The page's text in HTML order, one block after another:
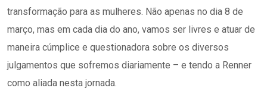
transformação para as mulheres. Não apenas no dia 8 de
março, mas em cada dia do ano, vamos ser livres e atuar de
maneira cúmplice e questionadora sobre os diversos
julgamentos que sofremos diariamente – e tendo a Renner
como aliada nesta jornada.